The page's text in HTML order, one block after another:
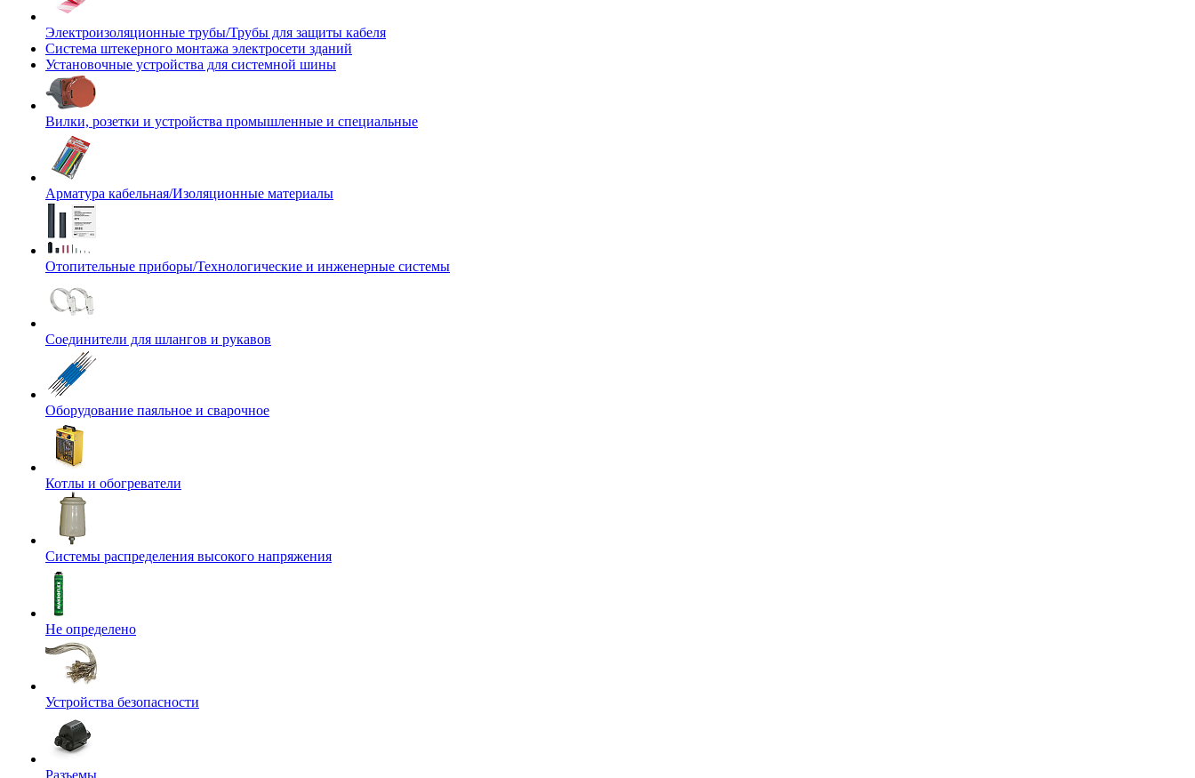
Электроизоляционные трубы/Трубы для защиты кабеля
Система штекерного монтажа электросети зданий
Установочные устройства для системной шины
Вилки, розетки и устройства промышленные и специальные
Арматура кабельная/Изоляционные материалы
Отопительные приборы/Технологические и инженерные системы
Соединители для шлангов и рукавов
Оборудование паяльное и сварочное
Котлы и обогреватели
Системы распределения высокого напряжения
Не определено
Устройства безопасности
Разъемы